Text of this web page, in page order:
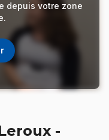
depuis votre zone
-